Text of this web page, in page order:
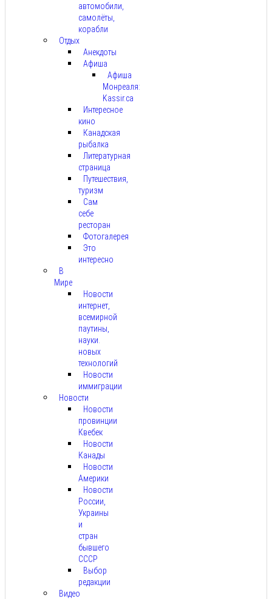
автомобили,
самолёты,
корабли
Отдых
Анекдоты
Афиша
Афиша
Монреаля:
Kassir.ca
Интересное
кино
Канадская
рыбалка
Литературная
страница
Путешествия,
туризм
Сам
себе
ресторан
Фотогалерея
Это
интересно
В
Мире
Новости
интернет,
всемирной
паутины,
науки.
новых
технологий
Новости
иммиграции
Новости
Новости
провинции
Квебек
Новости
Канады
Новости
Америки
Новости
России,
Украины
и
стран
бывшего
СССР
Выбор
редакции
Видео